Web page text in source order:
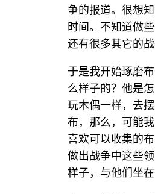
争的报道。很想
时间。不知道做
还有很多其它的
于是我开始琢磨
么样子的？他是
玩木偶一样，去
布，那么，可能
喜欢可以收集的
做出战争中这些
样子，与他们坐